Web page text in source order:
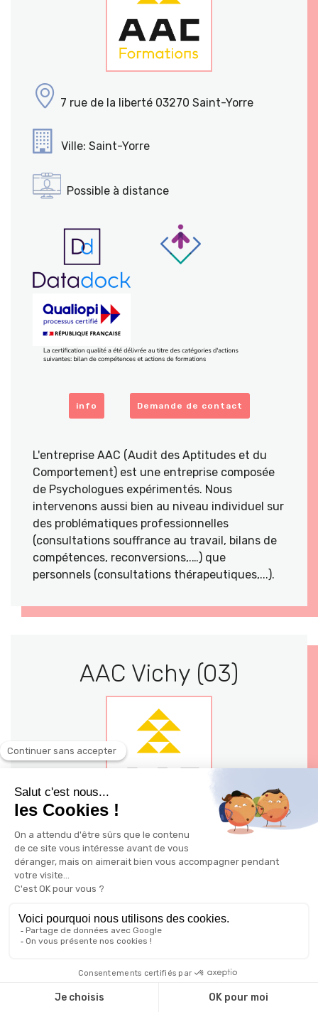
7 rue de la liberté 03270 Saint-Yorre
Ville: Saint-Yorre
Possible à distance
info Demande de contact
L'entreprise AAC (Audit des Aptitudes et du
Comportement) est une entreprise composée
de Psychologues expérimentés. Nous
intervenons aussi bien au niveau individuel sur
des problématiques professionnelles
(consultations souffrance au travail, bilans de
compétences, reconversions,.…) que
personnels (consultations thérapeutiques,...).
AAC Vichy (03)
140 - 144 avenue Jean Jaures 03200
Vichy
Ville: Vichy